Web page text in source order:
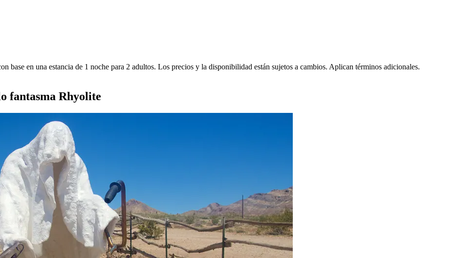
base en una estancia de 1 noche para 2 adultos. Los precios y la disponibilidad están sujetos a cambios. Aplican términos adicionales.
fantasma Rhyolite